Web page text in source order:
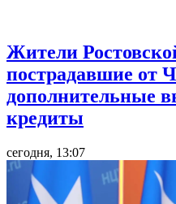
Жители
пострадавшие от
дополнительные
кредиты
сегодня, 13:07